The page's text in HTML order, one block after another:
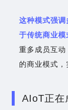
这种模式强调
于传统商业模
重多成员互
的商业模式，
AIoT正在